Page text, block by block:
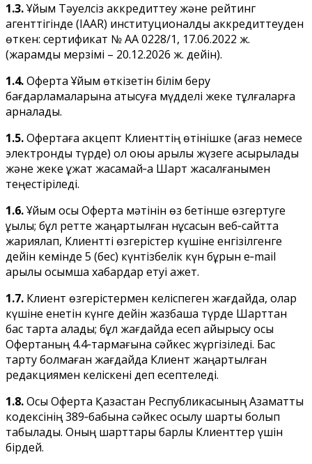
1.3.Ұйым Тәуелсіз аккредиттеу және рейтинг
агенттігінде (IAAR) институционалдық аккредиттеуден
өткен: сертификат № AA 0228/1, 17.06.2022 ж.
(жарамды мерзімі – 20.12.2026 ж. дейін).
1.4.Оферта Ұйым өткізетін білім беру
бағдарламаларына қатысуға мүдделі жеке тұлғаларға
арналады.
1.5.Офертаға акцепт Клиенттің өтінішке (қағаз немесе
электрондық түрде) қол қоюы арқылы жүзеге асырылады
және жеке құжат жасамай‑ақ Шарт жасалғанымен
теңестіріледі.
1.6.Ұйым осы Оферта мәтінін өз бетінше өзгертуге
құқылы; бұл ретте жаңартылған нұсқасын веб‑сайтта
жариялап, Клиентті өзгерістер күшіне енгiзілгенге
дейін кемінде 5 (бес) күнтізбелік күн бұрын e‑mail
арқылы қосымша хабардар етуі қажет.
1.7. Клиент өзгерістермен келіспеген жағдайда, олар
күшіне енетін күнге дейін жазбаша түрде Шарттан
бас тарта алады; бұл жағдайда есеп айырысу осы
Офертаның 4.4‑тармағына сәйкес жүргізіледі. Бас
тарту болмаған жағдайда Клиент жаңартылған
редакциямен келіскені деп есептеледі.
1.8.Осы Оферта Қазақстан Республикасының Азаматтық
кодексінің 389‑бабына сәйкес қосылу шарты болып
табылады. Оның шарттары барлық Клиенттер үшін
бірдей.